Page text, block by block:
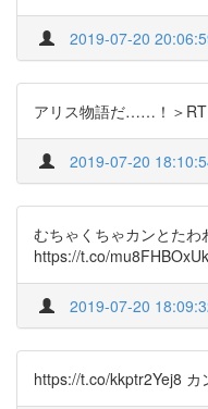
2019-07-20
アリス物語だ……！＞
2019-07-20
むちゃくちゃカンとたわ
https://t.co/
2019-07-20
https://t.co/kkptr2Yej8 カ